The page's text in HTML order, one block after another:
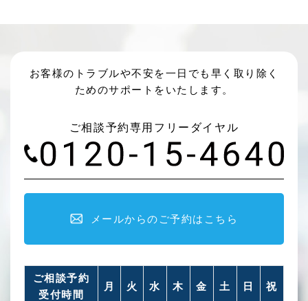
お客様のトラブルや不安を一日でも早く取り除く
ためのサポートをいたします。
ご相談予約専用フリーダイヤル
メールからのご予約はこちら
ご相談予約
受付時間
月 火 水 木 金 土 日 祝